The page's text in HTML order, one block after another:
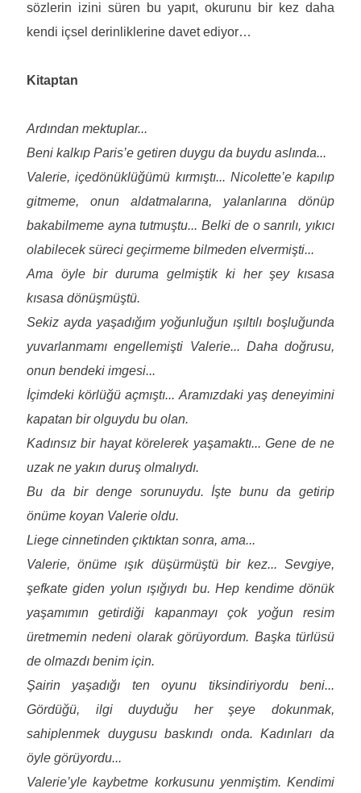
sözlerin izini süren bu yapıt, okurunu bir kez daha
kendi içsel derinliklerine davet ediyor…
Kitaptan
Ardından mektuplar...
Beni kalkıp Paris’e getiren duygu da buydu aslında...
Valerie, içedönüklüğümü kırmıştı... Nicolette’e kapılıp
gitmeme, onun aldatmalarına, yalanlarına dönüp
bakabilmeme ayna tutmuştu... Belki de o sanrılı, yıkıcı
olabilecek süreci geçirmeme bilmeden elvermişti...
Ama öyle bir duruma gelmiştik ki her şey kısasa
kısasa dönüşmüştü.
Sekiz ayda yaşadığım yoğunluğun ışıltılı boşluğunda
yuvarlanmamı engellemişti Valerie... Daha doğrusu,
onun bendeki imgesi...
İçimdeki körlüğü açmıştı... Aramızdaki yaş deneyimini
kapatan bir olguydu bu olan.
Kadınsız bir hayat körelerek yaşamaktı... Gene de ne
uzak ne yakın duruş olmalıydı.
Bu da bir denge sorunuydu. İşte bunu da getirip
önüme koyan Valerie oldu.
Liege cinnetinden çıktıktan sonra, ama...
Valerie, önüme ışık düşürmüştü bir kez... Sevgiye,
şefkate giden yolun ışığıydı bu. Hep kendime dönük
yaşamımın getirdiği kapanmayı çok yoğun resim
üretmemin nedeni olarak görüyordum. Başka türlüsü
de olmazdı benim için.
Şairin yaşadığı ten oyunu tiksindiriyordu beni...
Gördüğü, ilgi duyduğu her şeye dokunmak,
sahiplenmek duygusu baskındı onda. Kadınları da
öyle görüyordu...
Valerie’yle kaybetme korkusunu yenmiştim. Kendimi